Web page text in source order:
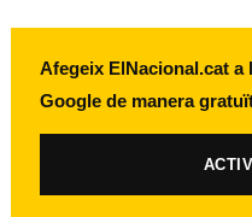
Afegeix ElNacional.cat
Google de manera